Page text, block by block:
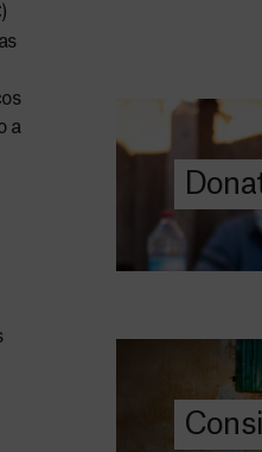
a
ajuda-nos a
a quem mais
DOE
AGORA
Saiba tudo
IRS: o que é,
preencher, e
MSF com o